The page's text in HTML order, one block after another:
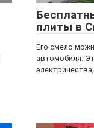
плиты в
Его смело
автомобиля.